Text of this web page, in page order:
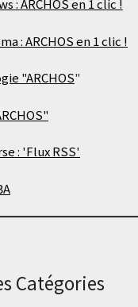
: ARCHOS en 1 clic !
: ARCHOS en 1 clic !
"ARCHOS"
: 'Flux RSS'
Catégories